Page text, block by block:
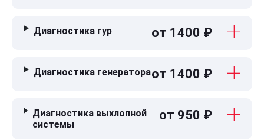
Диагностика гур от 1400 ₽
Диагностика генератораот 1400 ₽
Диагностика выхлопной
системы
от 950 ₽